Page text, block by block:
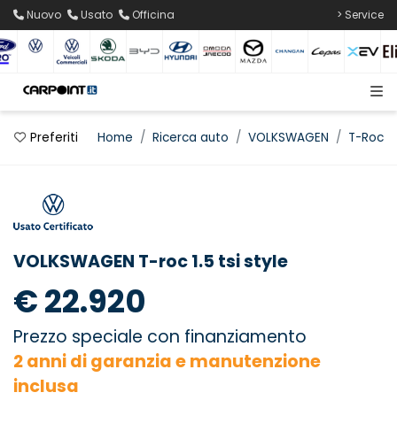
Nuovo Usato Officina > Service
Preferiti Home Ricerca auto VOLKSWAGEN T-Roc
VOLKSWAGEN T-roc 1.5 tsi style
€ 22.920
Prezzo speciale con finanziamento
2 anni di garanzia e manutenzione
inclusa